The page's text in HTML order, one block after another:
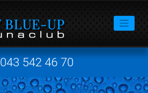
043 542 46 70